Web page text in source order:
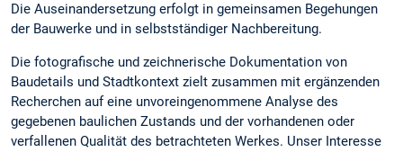
Die Auseinandersetzung erfolgt in gemeinsamen Begehungen
der Bauwerke und in selbstständiger Nachbereitung.
Die fotografische und zeichnerische Dokumentation von
Baudetails und Stadtkontext zielt zusammen mit ergänzenden
Recherchen auf eine unvoreingenommene Analyse des
gegebenen baulichen Zustands und der vorhandenen oder
verfallenen Qualität des betrachteten Werkes. Unser Interesse